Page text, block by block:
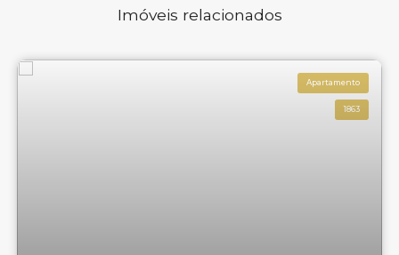
Imóveis relacionados
Apartamento
1863